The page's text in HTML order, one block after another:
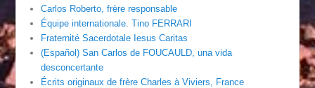
Carlos Roberto, frère responsable
Équipe internationale. Tino FERRARI
Fraternité Sacerdotale Iesus Caritas
(Español) San Carlos de FOUCAULD, una vida
desconcertante
Écrits originaux de frère Charles à Viviers, France